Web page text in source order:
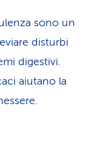
sono un
disturbi
digestivi.
aiutano la